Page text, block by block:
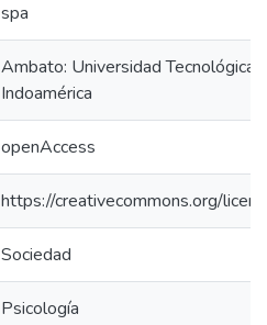
spa
Ambato: Universidad Tecnológica
Indoamérica
openAccess
https://creativecommons.org/
Sociedad
Psicología